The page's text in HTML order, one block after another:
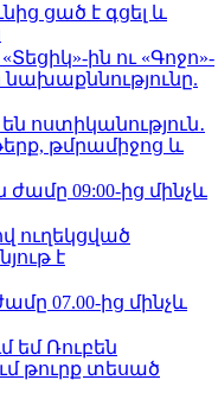
ցած է գցել և
ին ու «Գոջո»-
նախաքննությունը.
ոստիկանություն․
թմրամիջոց և
ժամը 09:00-ից մինչև
ուղեկցված
է
07.00-ից մինչև
Ռուբեն
թուրք տեսած